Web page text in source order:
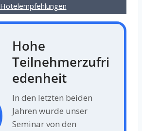
Hotelempfehlungen
Hohe
Teilnehmerzufri
edenheit
In den letzten beiden
Jahren wurde unser
Seminar von den